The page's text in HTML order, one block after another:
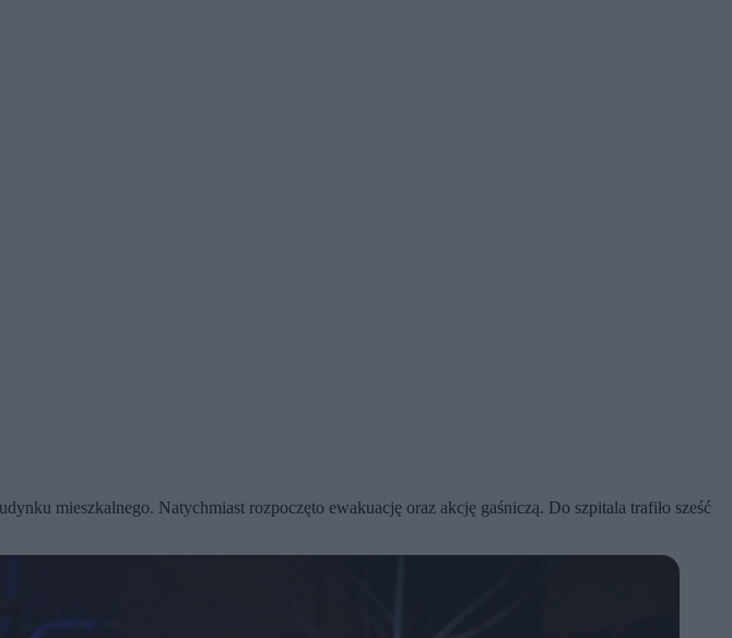
mieszkalnego. Natychmiast rozpoczęto ewakuację oraz akcję gaśniczą. Do szpitala trafiło sześć